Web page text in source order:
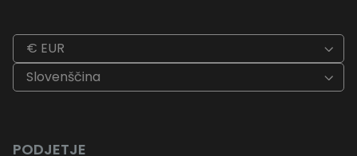
€ EUR
Slovenščina
PODJETJE